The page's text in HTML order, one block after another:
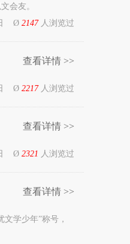
会友。
日 Ø 2147人浏览过
查看详情 >>
日 Ø 2217人浏览过
查看详情 >>
日 Ø 2321 人浏览过
查看详情 >>
学少年”称号，